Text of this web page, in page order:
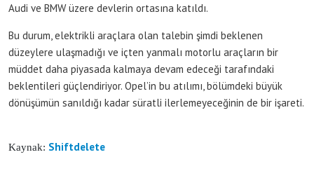
Audi ve BMW üzere devlerin ortasına katıldı.
Bu durum, elektrikli araçlara olan talebin şimdi beklenen
düzeylere ulaşmadığı ve içten yanmalı motorlu araçların bir
müddet daha piyasada kalmaya devam edeceği tarafındaki
beklentileri güçlendiriyor. Opel’in bu atılımı, bölümdeki büyük
dönüşümün sanıldığı kadar süratli ilerlemeyeceğinin de bir işareti.
Kaynak: Shiftdelete